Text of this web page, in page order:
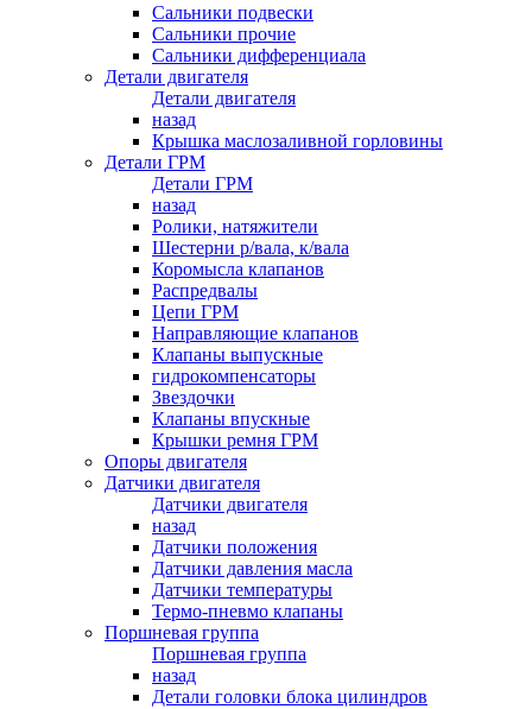
Сальники подвески
Сальники прочие
Сальники дифференциала
Детали двигателя
Детали двигателя
назад
Крышка маслозаливной горловины
Детали ГРМ
Детали ГРМ
назад
Ролики, натяжители
Шестерни р/вала, к/вала
Коромысла клапанов
Распредвалы
Цепи ГРМ
Направляющие клапанов
Клапаны выпускные
гидрокомпенсаторы
Звездочки
Клапаны впускные
Крышки ремня ГРМ
Опоры двигателя
Датчики двигателя
Датчики двигателя
назад
Датчики положения
Датчики давления масла
Датчики температуры
Термо-пневмо клапаны
Поршневая группа
Поршневая группа
назад
Детали головки блока цилиндров